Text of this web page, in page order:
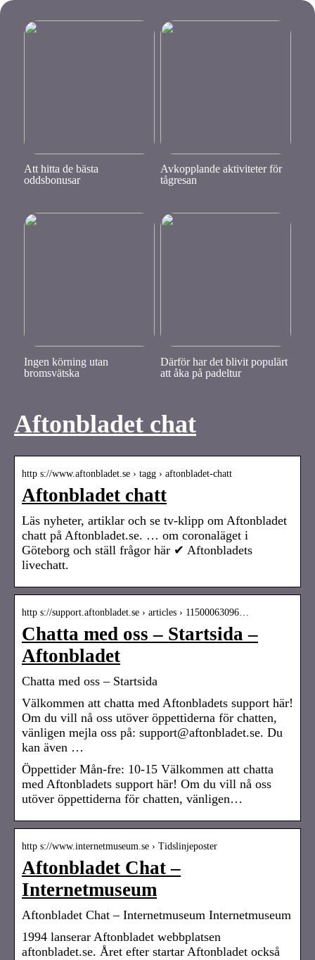
Att hitta de bästa
oddsbonusar
Avkopplande aktiviteter för
tågresan
Ingen körning utan
bromsvätska
Därför har det blivit populärt
att åka på padeltur
Aftonbladet chat
http s://www.aftonbladet.se › tagg › aftonbladet-chatt
Aftonbladet chatt
Läs nyheter, artiklar och se tv-klipp om Aftonbladet
chatt på Aftonbladet.se. … om coronaläget i
Göteborg och ställ frågor här ✔︎ Aftonbladets
livechatt.
http s://support.aftonbladet.se › articles › 11500063096…
Chatta med oss – Startsida –
Aftonbladet
Chatta med oss – Startsida
Välkommen att chatta med Aftonbladets support här!
Om du vill nå oss utöver öppettiderna för chatten,
vänligen mejla oss på: support@aftonbladet.se. Du
kan även …
Öppettider Mån-fre: 10-15 Välkommen att chatta
med Aftonbladets support här! Om du vill nå oss
utöver öppettiderna för chatten, vänligen…
http s://www.internetmuseum.se › Tidslinjeposter
Aftonbladet Chat –
Internetmuseum
Aftonbladet Chat – Internetmuseum Internetmuseum
1994 lanserar Aftonbladet webbplatsen
aftonbladet.se. Året efter startar Aftonbladet också